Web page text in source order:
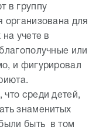
в группу
организована для
учете в
или
и фигурировал
среди детей,
знаменитых
быть в том